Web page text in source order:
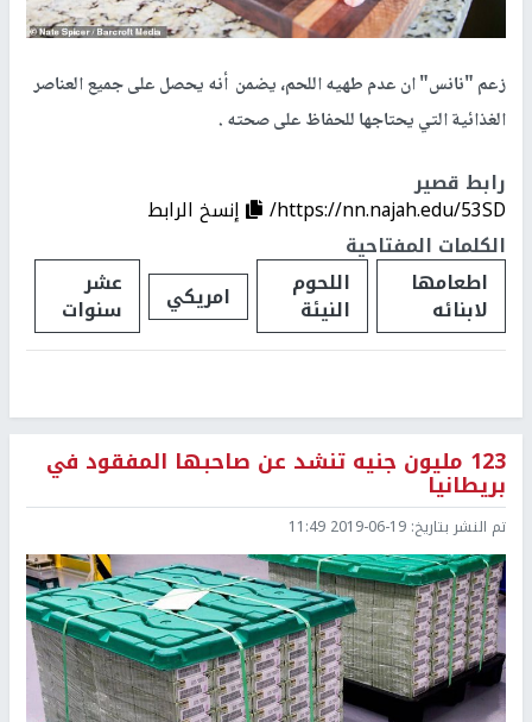
زعم "نانس" ان عدم طهيه اللحم، يضمن أنه يحصل على جميع العناصر
الغذائية التي يحتاجها للحفاظ على صحته .
رابط قصير
https://nn.najah.edu/53SD/
إنسخ الرابط
الكلمات المفتاحية
اطعامها
لابنائه
اللحوم
النيئة امريكي عشر
سنوات
123 مليون جنيه تنشد عن صاحبها المفقود في
بريطانيا
تم النشر بتاريخ: 2019-06-19 11:49